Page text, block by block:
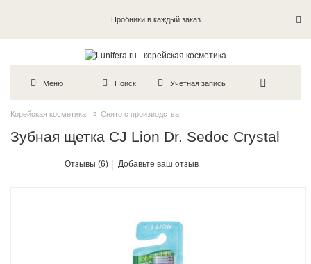
Пробники в каждый заказ
Меню Поиск Учетная запись
Корейская косметика Снято с производства
Зубная щетка CJ Lion Dr. Sedoc Crystal
Отзывы (6) Добавьте ваш отзыв